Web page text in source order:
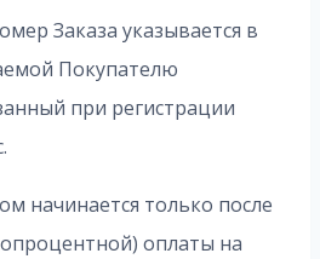
Заказа указывается в
Покупателю
при регистрации
начинается только после
оплаты на